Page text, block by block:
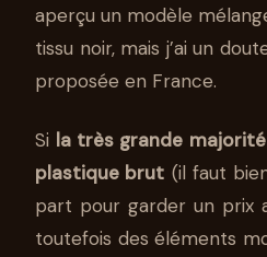
aperçu un modèle
tissu noir, mais j’ai un
proposée en France.
Si la très grande
plastique brut (il faut
part pour garder un prix
toutefois des éléments